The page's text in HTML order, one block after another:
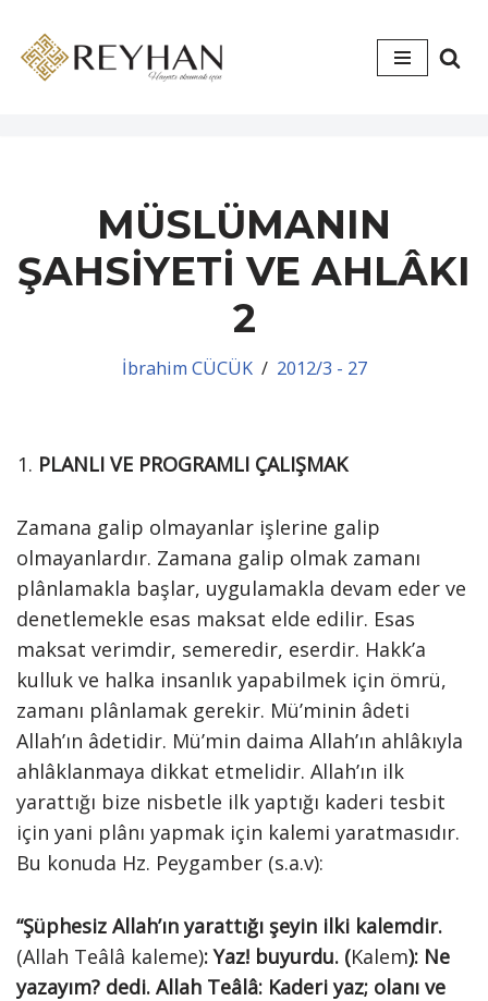
İçeriğe
MÜSLÜMANIN
ŞAHSİYETİ VE AHLÂKI
2
İbrahim CÜCÜK 2012/3 - 27
PLANLI VE PROGRAMLI ÇALIŞMAK
Zamana galip olmayanlar işlerine galip
olmayanlardır. Zamana galip olmak zamanı
plânlamakla başlar, uygulamakla devam eder ve
denetlemekle esas maksat elde edilir. Esas
maksat verimdir, semeredir, eserdir. Hakk’a
kulluk ve halka insanlık yapabilmek için ömrü,
zamanı plânlamak gerekir. Mü’minin âdeti
Allah’ın âdetidir. Mü’min daima Allah’ın ahlâkıyla
ahlâklanmaya dikkat etmelidir. Allah’ın ilk
yarattığı bize nisbetle ilk yaptığı kaderi tesbit
için yani plânı yapmak için kalemi yaratmasıdır.
Bu konuda Hz. Peygamber (s.a.v):
“Şüphesiz Allah’ın yarattığı şeyin ilki kalemdir.
(Allah Teâlâ kaleme): Yaz! buyurdu. (Kalem): Ne
yazayım? dedi. Allah Teâlâ: Kaderi yaz; olanı ve